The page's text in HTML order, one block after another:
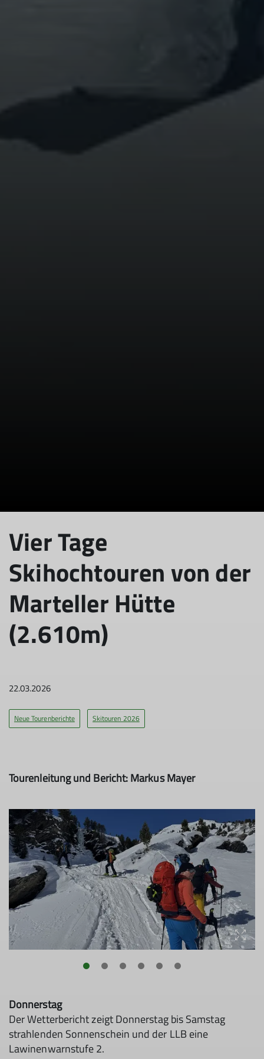
Vier Tage
Skihochtouren von der
Marteller Hütte
(2.610m)
22.03.2026
Neue Tourenberichte Skitouren 2026
Tourenleitung und Bericht: Markus Mayer
Donnerstag
Der Wetterbericht zeigt Donnerstag bis Samstag
strahlenden Sonnenschein und der LLB eine
Lawinenwarnstufe 2.